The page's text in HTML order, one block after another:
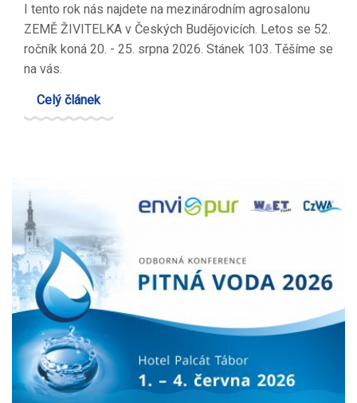
I tento rok nás najdete na mezinárodním agrosalonu
ZEMĚ ŽIVITELKA v Českých Budějovicích. Letos se 52.
ročník koná 20. - 25. srpna 2026. Stánek 103. Těšíme se
na vás.
Celý článek